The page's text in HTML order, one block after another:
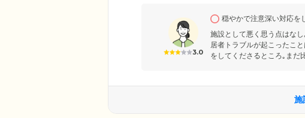
で困難な作業はそばで見守るスタッフが
3.0
穏やかで注意深い対応を
施設として悪く思う点はな
居者トラブルが起こったこ
をしてくださるところ｡まだ
施